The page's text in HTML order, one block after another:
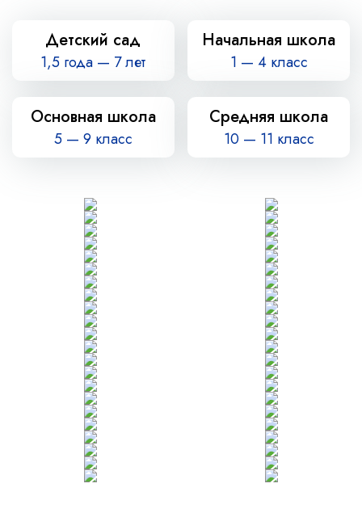
Детский сад
1,5 года — 7 лет
Начальная школа
1 — 4 класс
Основная школа
5 — 9 класс
Средняя школа
10 — 11 класс